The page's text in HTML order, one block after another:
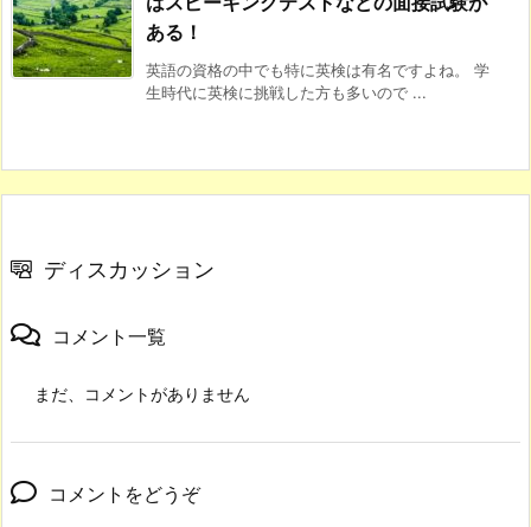
ある！
英語の資格の中でも特に英検は有名ですよね。 学
生時代に英検に挑戦した方も多いので ...
ディスカッション
コメント一覧
まだ、コメントがありません
コメントをどうぞ